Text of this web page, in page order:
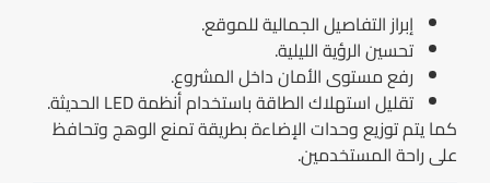
إبراز التفاصيل الجمالية للموقع.
تحسين الرؤية الليلية.
رفع مستوى الأمان داخل المشروع.
تقليل استهلاك الطاقة باستخدام أنظمة LED الحديثة.
كما يتم توزيع وحدات الإضاءة بطريقة تمنع الوهج وتحافظ
على راحة المستخدمين.